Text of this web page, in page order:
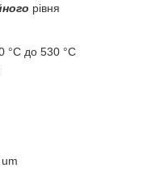
рівня
°C до 530 °C